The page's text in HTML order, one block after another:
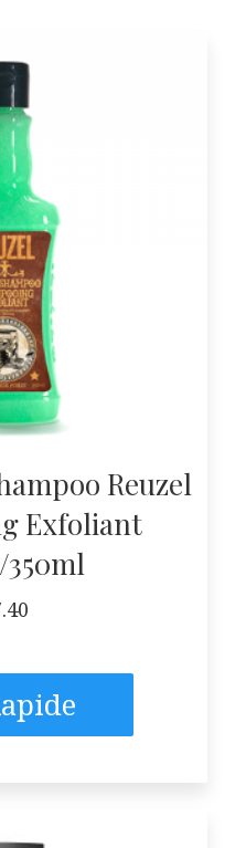
Reuzel
Exfoliant
350ml